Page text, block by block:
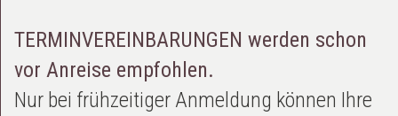
TERMINVEREINBARUNGEN werden schon
vor Anreise empfohlen.
Nur bei frühzeitiger Anmeldung können Ihre